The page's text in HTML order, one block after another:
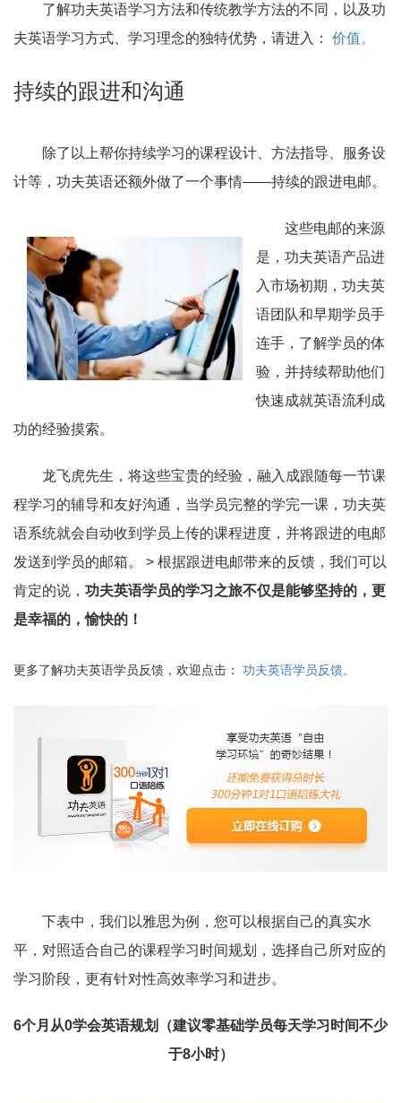
了解功夫英语学习方法和传统教学方法的不同，以及功
夫英语学习方式、学习理念的独特优势，请进入： 价值。
持续的跟进和沟通
除了以上帮你持续学习的课程设计、方法指导、服务设
计等，功夫英语还额外做了一个事情——持续的跟进电邮。
这些电邮的来源
是，功夫英语产品进
入市场初期，功夫英
语团队和早期学员手
连手，了解学员的体
验，并持续帮助他们
快速成就英语流利成
功的经验摸索。
龙飞虎先生，将这些宝贵的经验，融入成跟随每一节课
程学习的辅导和友好沟通，当学员完整的学完一课，功夫英
语系统就会自动收到学员上传的课程进度，并将跟进的电邮
发送到学员的邮箱。 > 根据跟进电邮带来的反馈，我们可以
肯定的说， 功夫英语学员的学习之旅不仅是能够坚持的，更
是幸福的，愉快的！
更多了解功夫英语学员反馈，欢迎点击： 功夫英语学员反馈。
下表中，我们以雅思为例，您可以根据自己的真实水
平，对照适合自己的课程学习时间规划，选择自己所对应的
学习阶段，更有针对性高效率学习和进步。
6个月从0学会英语规划（建议零基础学员每天学习时间不少
于8小时）